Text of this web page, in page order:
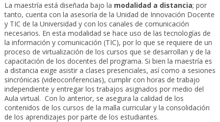
La maestría está diseñada bajo la modalidad a distancia; por
tanto, cuenta con la asesoría de la Unidad de Innovación Docente
y TIC de la Universidad y con los canales de comunicación
necesarios. En esta modalidad se hace uso de las tecnologías de
la información y comunicación (TIC), por lo que se requiere de un
proceso de virtualización de los cursos que se desarrollan y de la
capacitación de los docentes del programa. Si bien la maestría es
a distancia exige asistir a clases presenciales, así como a sesiones
sincrónicas (videoconferencias), cumplir con horas de trabajo
independiente y entregar los trabajos asignados por medio del
Aula virtual. Con lo anterior, se asegura la calidad de los
contenidos de los cursos de la malla curricular y la consolidación
de los aprendizajes por parte de los estudiantes.